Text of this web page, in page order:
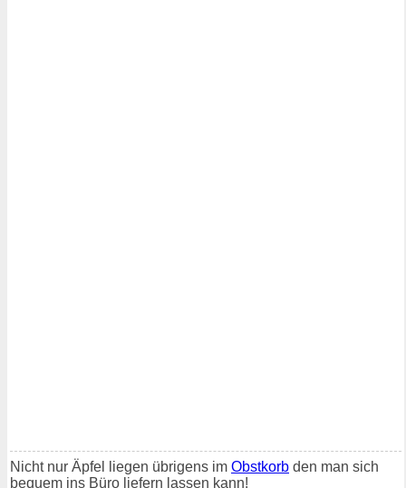
Nicht nur Äpfel liegen übrigens im Obstkorb den man sich
bequem ins Büro liefern lassen kann!